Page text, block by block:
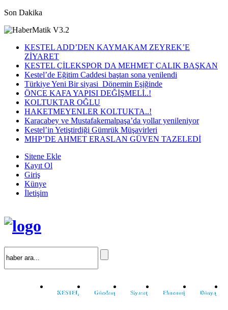
Son Dakika
KESTEL ADD’DEN KAYMAKAM ZEYREK’E
ZİYARET
KESTEL ÇİLEKSPOR DA MEHMET ÇALIK BAŞKAN
Kestel’de Eğitim Caddesi baştan sona yenilendi
Türkiye Yeni Bir siyasi Dönemin Eşiğinde
ÖNCE KAFA YAPISI DEĞİŞMELİ..!
KOLTUKTAR OĞLU
HAKETMEYENLER KOLTUKTA..!
Karacabey ve Mustafakemalpaşa’da yollar yenileniyor
Kestel’in Yetiştirdiği Gümrük Müşavirleri
MHP’DE AHMET ERASLAN GÜVEN TAZELEDİ
Sitene Ekle
Kayıt Ol
Giriş
Künye
İletişim
KESTEL Gündem Siyaset Ekonomi Dünya